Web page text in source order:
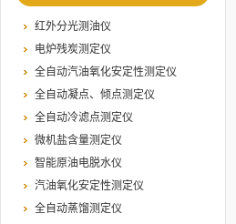
红外分光测油仪
电炉残炭测定仪
全自动汽油氧化安定性测定仪
全自动凝点、倾点测定仪
全自动冷滤点测定仪
微机盐含量测定仪
智能原油电脱水仪
汽油氧化安定性测定仪
全自动蒸馏测定仪